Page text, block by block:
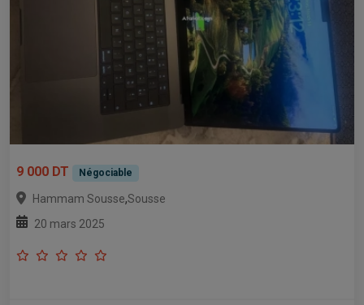
9 000 DT Négociable
Hammam Sousse,Sousse
20 mars 2025